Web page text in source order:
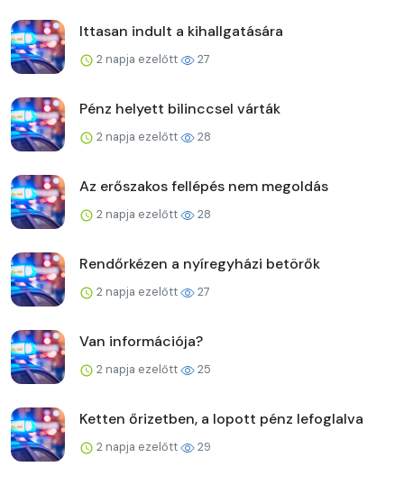
Ittasan indult a kihallgatására
2 napja ezelőtt 27
Pénz helyett bilinccsel várták
2 napja ezelőtt 28
Az erőszakos fellépés nem megoldás
2 napja ezelőtt 28
Rendőrkézen a nyíregyházi betörők
2 napja ezelőtt 27
Van információja?
2 napja ezelőtt 25
Ketten őrizetben, a lopott pénz lefoglalva
2 napja ezelőtt 29